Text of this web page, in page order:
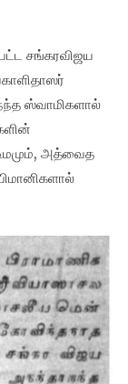
சங்கரவிஜய
ஸ்வாமிகளால்
அத்வைத